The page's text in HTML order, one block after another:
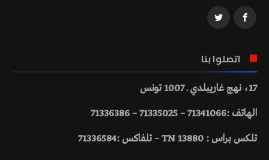
اتصلوا بنا
17، نهج غاريبلدي ـ 1007 تونس
الهاتف :71341066 – 71335025 – 71336386
تلكس براس : 13880 TN – تلفاكس :71336584